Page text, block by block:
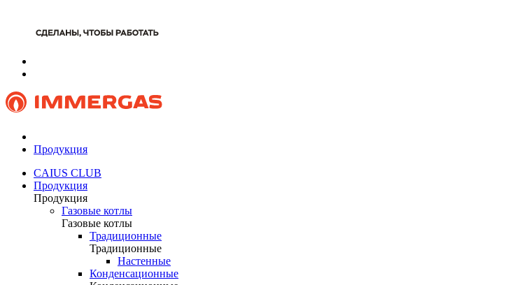
Продукция
CAIUS CLUB
Продукция
Продукция
Газовые котлы
Газовые котлы
Традиционные
Традиционные
Настенные
Конденсационные